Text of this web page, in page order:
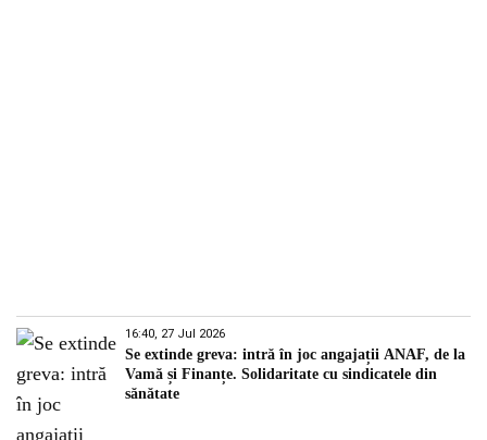
16:40, 27 Jul 2026
Se extinde greva: intră în joc angajații ANAF, de la
Vamă și Finanțe. Solidaritate cu sindicatele din
sănătate